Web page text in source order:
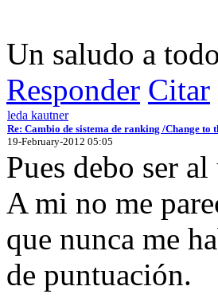
Un saludo a
Responder Citar
leda kautner
Re: Cambio de sistema de ranking /Change to
19-February-2012 05:05
Pues debo ser
A mi no me
que nunca me
de puntuación.